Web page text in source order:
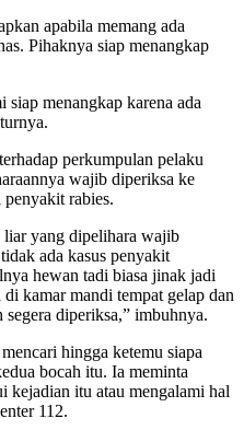
apabila memang ada
Pihaknya siap menangkap
siap menangkap karena ada
perkumpulan pelaku
wajib diperiksa ke
rabies.
liar yang dipelihara wajib
ada kasus penyakit
hewan tadi biasa jinak jadi
kamar mandi tempat gelap dan
diperiksa,” imbuhnya.
hingga ketemu siapa
bocah itu. Ia meminta
kejadian itu atau mengalami hal
112.